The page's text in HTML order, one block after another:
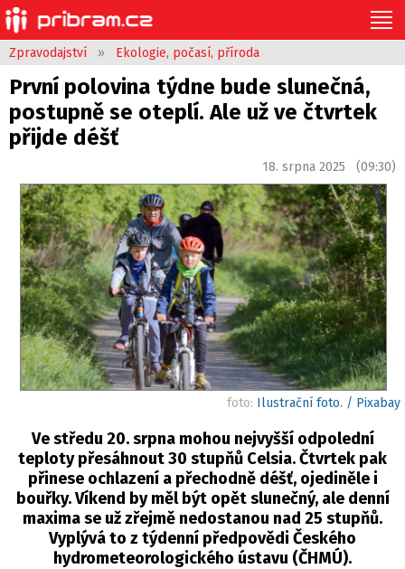
Zpravodajství » Ekologie, počasí, příroda
První polovina týdne bude slunečná,
postupně se oteplí. Ale už ve čtvrtek
přijde déšť
18. srpna 2025 (09:30)
foto: Ilustrační foto. / Pixabay
Ve středu 20. srpna mohou nejvyšší odpolední
teploty přesáhnout 30 stupňů Celsia. Čtvrtek pak
přinese ochlazení a přechodně déšť, ojediněle i
bouřky. Víkend by měl být opět slunečný, ale denní
maxima se už zřejmě nedostanou nad 25 stupňů.
Vyplývá to z týdenní předpovědi Českého
hydrometeorologického ústavu (ČHMÚ).